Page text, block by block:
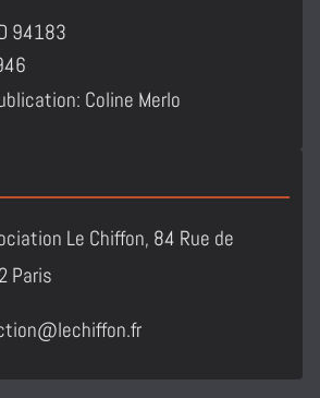
94183
Coline Merlo
Le Chiffon, 84 Rue de
Paris